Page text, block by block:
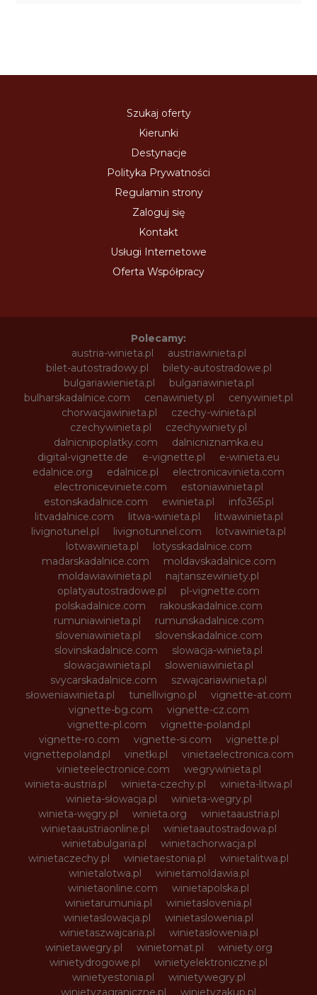
Szukaj oferty
Kierunki
Destynacje
Polityka Prywatności
Regulamin strony
Zaloguj się
Kontakt
Usługi Internetowe
Oferta Współpracy
Polecamy:
austria-winieta.pl
austriawinieta.pl
bilet-autostradowy.pl
bilety-autostradowe.pl
bulgariawienieta.pl
bulgariawinieta.pl
bulharskadalnice.com
cenawiniety.pl
cenywiniet.pl
chorwacjawinieta.pl
czechy-winieta.pl
czechywinieta.pl
czechywiniety.pl
dalnicnipoplatky.com
dalnicniznamka.eu
digital-vignette.de
e-vignette.pl
e-winieta.eu
edalnice.org
edalnice.pl
electronicavinieta.com
electroniceviniete.com
estoniawinieta.pl
estonskadalnice.com
ewinieta.pl
info365.pl
litvadalnice.com
litwa-winieta.pl
litwawinieta.pl
livignotunel.pl
livignotunnel.com
lotvawinieta.pl
lotwawinieta.pl
lotysskadalnice.com
madarskadalnice.com
moldavskadalnice.com
moldawiawinieta.pl
najtanszewiniety.pl
oplatyautostradowe.pl
pl-vignette.com
polskadalnice.com
rakouskadalnice.com
rumuniawinieta.pl
rumunskadalnice.com
sloveniawinieta.pl
slovenskadalnice.com
slovinskadalnice.com
slowacja-winieta.pl
slowacjawinieta.pl
sloweniawinieta.pl
svycarskadalnice.com
szwajcariawinieta.pl
słoweniawinieta.pl
tunellivigno.pl
vignette-at.com
vignette-bg.com
vignette-cz.com
vignette-pl.com
vignette-poland.pl
vignette-ro.com
vignette-si.com
vignette.pl
vignettepoland.pl
vinetki.pl
vinietaelectronica.com
vinieteelectronice.com
wegrywinieta.pl
winieta-austria.pl
winieta-czechy.pl
winieta-litwa.pl
winieta-słowacja.pl
winieta-wegry.pl
winieta-węgry.pl
winieta.org
winietaaustria.pl
winietaaustriaonline.pl
winietaautostradowa.pl
winietabulgaria.pl
winietachorwacja.pl
winietaczechy.pl
winietaestonia.pl
winietalitwa.pl
winietalotwa.pl
winietamoldawia.pl
winietaonline.com
winietapolska.pl
winietarumunia.pl
winietaslovenia.pl
winietaslowacja.pl
winietaslowenia.pl
winietaszwajcaria.pl
winietasłowenia.pl
winietawegry.pl
winietomat.pl
winiety.org
winietydrogowe.pl
winietyelektroniczne.pl
winietyestonia.pl
winietywegry.pl
winietyzagraniczne.pl
winietyzakup.pl